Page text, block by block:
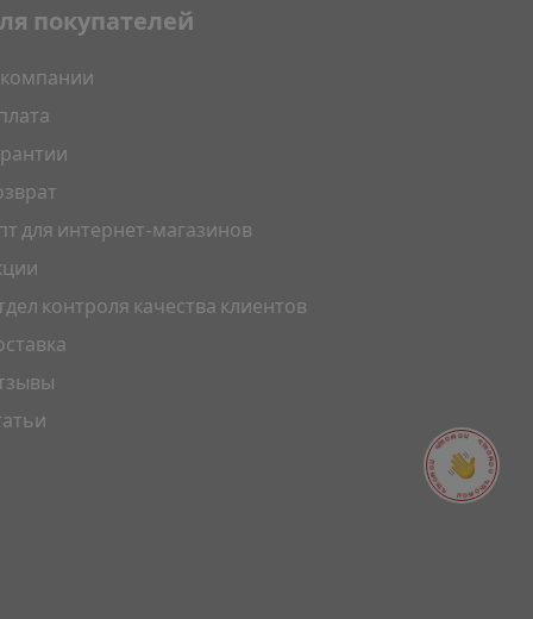
ПОМОЩЬ ПОМОЩЬ ПОМОЩЬ ПОМОЩЬ
покупателей
для интернет-магазинов
контроля качества клиентов